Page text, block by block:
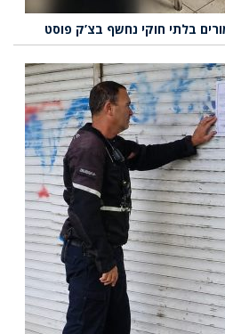
בלתי חוקי נחשף בצ’ק פוסט